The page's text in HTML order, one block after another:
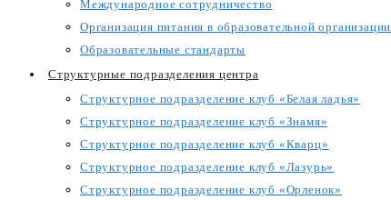
Международное сотрудничество
Организация питания в образовательной организации
Образовательные стандарты
Структурные подразделения центра
Структурное подразделение клуб «Белая ладья»
Структурное подразделение клуб «Знамя»
Структурное подразделение клуб «Кварц»
Структурное подразделение клуб «Лазурь»
Структурное подразделение клуб «Орленок»